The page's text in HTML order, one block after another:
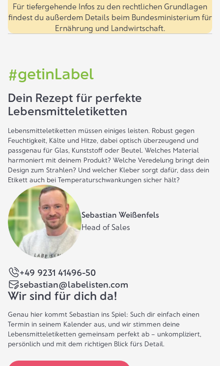
Für tiefergehende Infos zu den rechtlichen Grundlagen
findest du außerdem Details beim Bundesministerium für
Ernährung und Landwirtschaft.
#getinLabel
Dein Rezept für perfekte
Lebensmitteletiketten
Lebensmitteletiketten müssen einiges leisten. Robust gegen
Feuchtigkeit, Kälte und Hitze, dabei optisch überzeugend und
passgenau für Glas, Kunststoff oder Beutel. Welches Material
harmoniert mit deinem Produkt? Welche Veredelung bringt dein
Design zum Strahlen? Und welcher Kleber sorgt dafür, dass dein
Etikett auch bei Temperaturschwankungen sicher hält?
Sebastian Weißenfels
Head of Sales
+49 9231 41496-50
sebastian@labelisten.com
Wir sind für dich da!
Genau hier kommt Sebastian ins Spiel: Such dir einfach einen
Termin in seinem Kalender aus, und wir stimmen deine
Lebensmitteletiketten gemeinsam perfekt ab – unkompliziert,
persönlich und mit dem richtigen Blick fürs Detail.